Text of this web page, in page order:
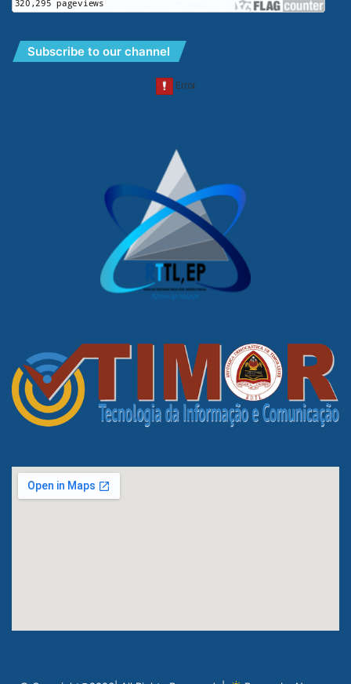
Subscribe to our channel